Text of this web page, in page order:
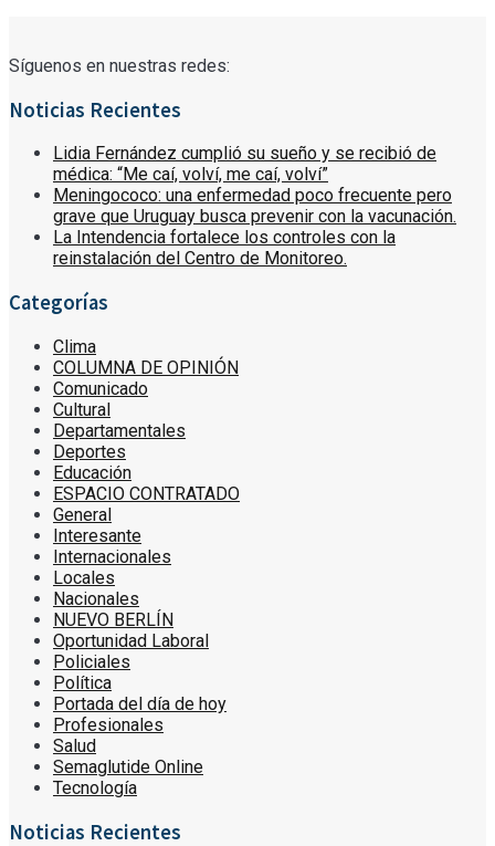
Síguenos en nuestras redes:
Noticias Recientes
Lidia Fernández cumplió su sueño y se recibió de
médica: “Me caí, volví, me caí, volví”
Meningococo: una enfermedad poco frecuente pero
grave que Uruguay busca prevenir con la vacunación.
La Intendencia fortalece los controles con la
reinstalación del Centro de Monitoreo.
Categorías
Clima
COLUMNA DE OPINIÓN
Comunicado
Cultural
Departamentales
Deportes
Educación
ESPACIO CONTRATADO
General
Interesante
Internacionales
Locales
Nacionales
NUEVO BERLÍN
Oportunidad Laboral
Policiales
Política
Portada del día de hoy
Profesionales
Salud
Semaglutide Online
Tecnología
Noticias Recientes